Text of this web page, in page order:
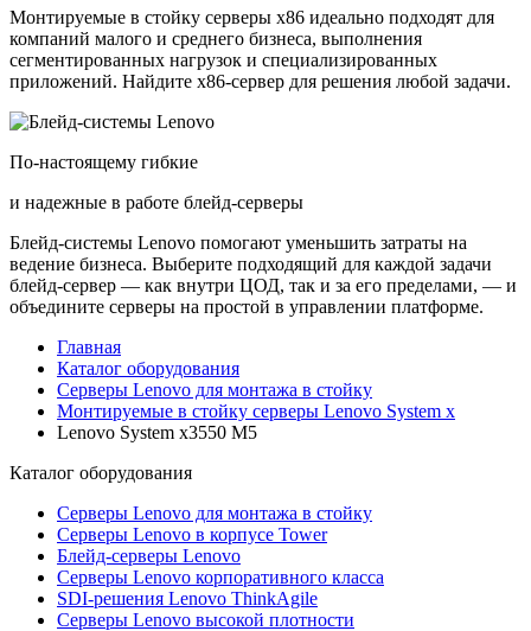
Монтируемые в стойку серверы x86 идеально подходят для
компаний малого и среднего бизнеса, выполнения
сегментированных нагрузок и специализированных
приложений. Найдите x86-сервер для решения любой задачи.
По-настоящему гибкие
и надежные в работе блейд-серверы
Блейд-системы Lenovo помогают уменьшить затраты на
ведение бизнеса. Выберите подходящий для каждой задачи
блейд-сервер — как внутри ЦОД, так и за его пределами, — и
объедините серверы на простой в управлении платформе.
Главная
Каталог оборудования
Серверы Lenovo для монтажа в стойку
Монтируемые в стойку серверы Lenovo System x
Lenovo System x3550 M5
Каталог оборудования
Серверы Lenovo для монтажа в стойку
Серверы Lenovo в корпусе Tower
Блейд-серверы Lenovo
Cерверы Lenovo корпоративного класса
SDI-решения Lenovo ThinkAgile
Серверы Lenovo высокой плотности